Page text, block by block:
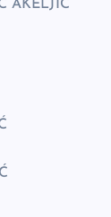
AKELJIĆ